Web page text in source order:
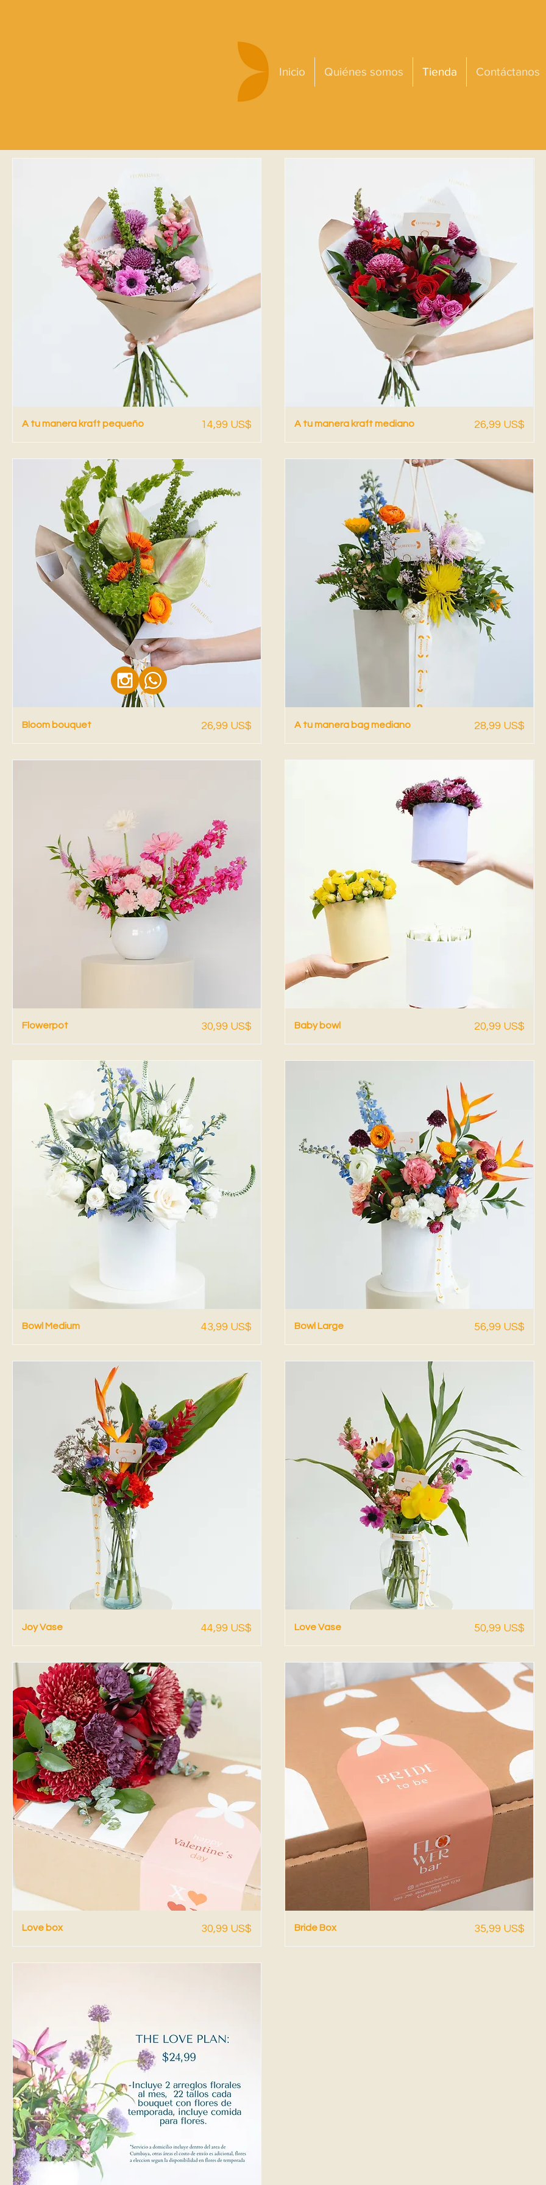
Inicio Quiénes somos Tienda Contáctanos
Vista rápida
A tu manera kraft pequeño Precio
14,99 US$ Vista rápida
A tu manera kraft mediano Precio
26,99 US$
Bloom bouquet Precio
26,99 US$ Vista rápida
A tu manera bag mediano Precio
28,99 US$
Flowerpot Precio
30,99 US$ Baby bowl Precio
20,99 US$
Bowl Medium Precio
43,99 US$ Bowl Large Precio
56,99 US$
Joy Vase Precio
44,99 US$ Love Vase Precio
50,99 US$
Love box Precio
30,99 US$ Bride Box Precio
35,99 US$